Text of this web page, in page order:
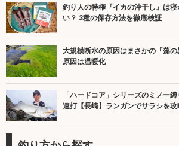
釣り人の特権『イカの沖干し』は
い？ 3種の保存方法を徹底検証
大規模断水の原因はまさかの「藻
原因は温暖化
「ハードコア」シリーズのミノー
連打【長崎】ランガンでサラシを攻